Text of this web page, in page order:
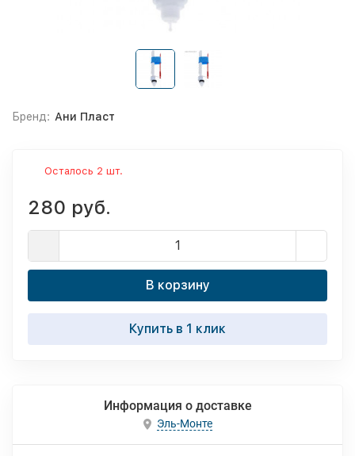
Бренд: Ани Пласт
Осталось 2 шт.
280 руб.
В корзину
Купить в 1 клик
Информация о доставке
Эль-Монте